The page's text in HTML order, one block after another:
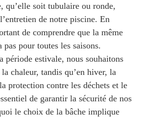
qu’elle soit tubulaire ou ronde,
de notre piscine. En
de comprendre que la même
pas pour toutes les saisons.
période estivale, nous souhaitons
chaleur, tandis qu’en hiver, la
protection contre les déchets et le
de garantir la sécurité de nos
le choix de la bâche implique